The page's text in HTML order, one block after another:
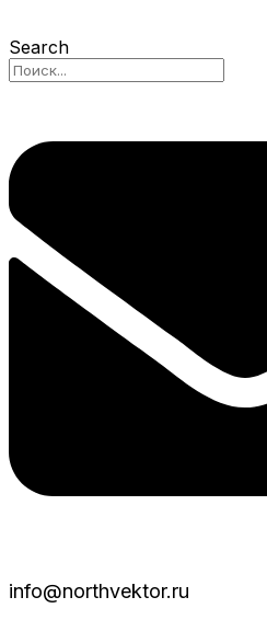
Search
info@northvektor.ru